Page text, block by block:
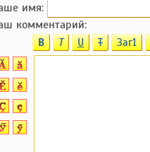
имя:
комментарий:
B T U T Заг1